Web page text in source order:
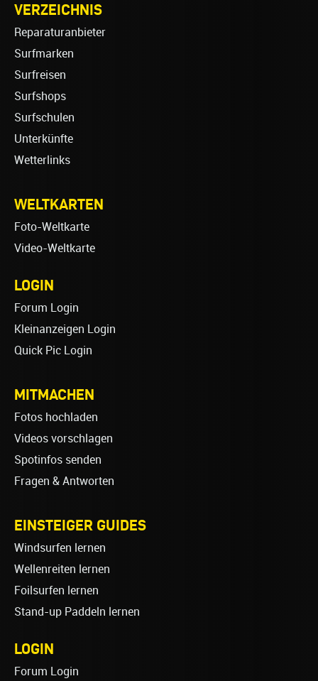
VERZEICHNIS
Reparaturanbieter
Surfmarken
Surfreisen
Surfshops
Surfschulen
Unterkünfte
Wetterlinks
WELTKARTEN
Foto-Weltkarte
Video-Weltkarte
LOGIN
Forum Login
Kleinanzeigen Login
Quick Pic Login
MITMACHEN
Fotos hochladen
Videos vorschlagen
Spotinfos senden
Fragen & Antworten
EINSTEIGER GUIDES
Windsurfen lernen
Wellenreiten lernen
Foilsurfen lernen
Stand-up Paddeln lernen
LOGIN
Forum Login